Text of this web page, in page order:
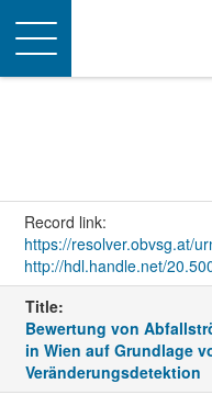
Toggle
navigation
Record link:
https://resolver.obvsg.at/
http://hdl.handle.net/
Title:
Bewertung von
in Wien auf Grundlage
Veränderungsdetektion